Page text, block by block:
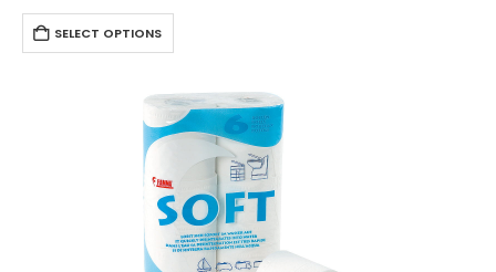
SELECT OPTIONS